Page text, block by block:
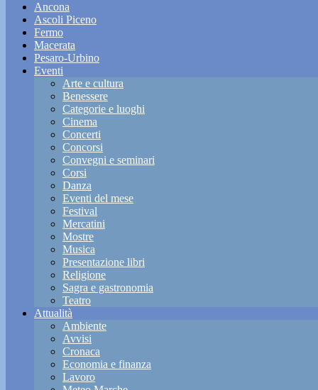
Ancona
Ascoli Piceno
Fermo
Macerata
Pesaro-Urbino
Eventi
Arte e cultura
Benessere
Categorie e luoghi
Cinema
Concerti
Concorsi
Convegni e seminari
Corsi
Danza
Eventi del mese
Festival
Mercatini
Mostre
Musica
Presentazione libri
Religione
Sagra e gastronomia
Teatro
Attualità
Ambiente
Avvisi
Cronaca
Economia e finanza
Lavoro